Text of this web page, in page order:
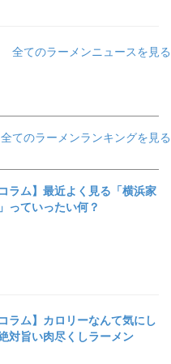
全てのラーメンニュースを見る
全てのラーメンランキングを見る
ラム】最近よく見る「横浜家
っていったい何？
ラム】カロリーなんて気にし
対旨い肉尽くしラーメン